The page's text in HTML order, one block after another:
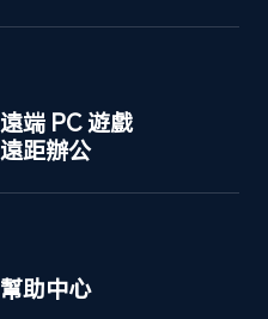
遠端 PC 遊戲
遠距辦公
幫助中心